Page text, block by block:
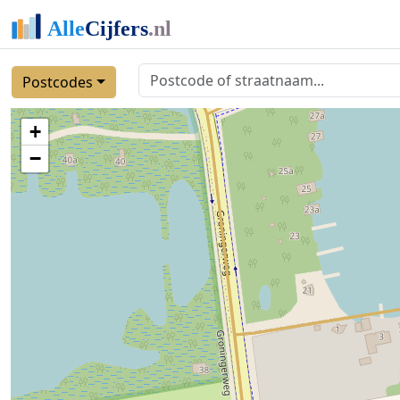
Postcodes
+
−